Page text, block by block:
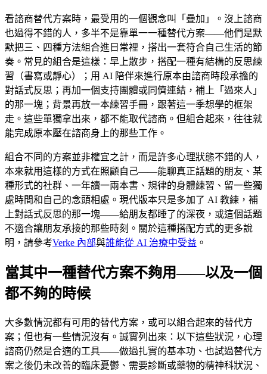
看諮商替代方案時，最受用的一個觀念叫「疊加」。沒上諮商
也過得不錯的人，多半不是靠單一一種替代方案——他們是默
默把三、四種方法組合進日常裡，搭出一套符合自己生活的節
奏。常見的組合是這樣：早上散步，搭配一種有結構的反思練
習（書寫或靜心）；用 AI 陪伴來進行原本由諮商時段承擔的
對話式反思；再加一個支持團體或同儕連結，補上「過來人」
的那一塊；背景再放一本練習手冊，跟著這一季想學的框架
走。這些單獨拿出來，都不能取代諮商。但組合起來，往往就
能完成原本壓在諮商身上的那些工作。
組合不同的方案並非權宜之計，而是許多心理狀態不錯的人，
本來就用這樣的方式在照顧自己——能聊真正話題的朋友、某
種形式的社群、一年讀一兩本書、規律的身體練習、留一些獨
處時間和自己的念頭相處。現代版本只是多加了 AI 教練，補
上對話式反思的那一塊——給朋友都睡了的深夜，或這個話題
不適合讓朋友承接的那些時刻。關於這種搭配方式的更多說
明，請參考Verke 內部與誰能從 AI 治療中受益 。
當其中一種替代方案不夠用——以及一個
都不夠的時候
大多數情況都有可用的替代方案，或可以組合起來的替代方
案；但也有一些情況沒有。誠實列出來：以下這些狀況，心理
諮商仍然是合適的工具——做過扎實的基本功、也試過替代方
案之後仍未改善的臨床憂鬱、需要診斷或藥物的精神科狀況、